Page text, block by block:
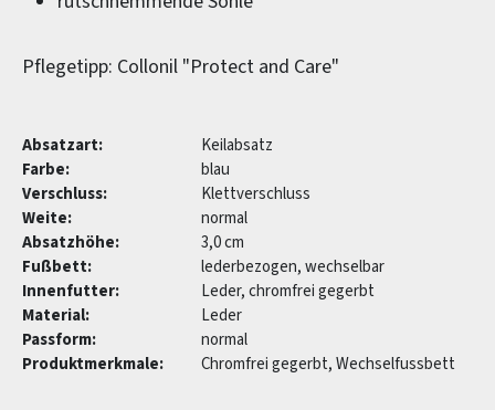
Pflegetipp: Collonil "Protect and Care"
Absatzart:
Keilabsatz
Farbe:
blau
Verschluss:
Klettverschluss
Weite:
normal
Absatzhöhe:
3,0 cm
Fußbett:
lederbezogen, wechselbar
Innenfutter:
Leder, chromfrei gegerbt
Material:
Leder
Passform:
normal
Produktmerkmale:
Chromfrei gegerbt, Wechselfussbett